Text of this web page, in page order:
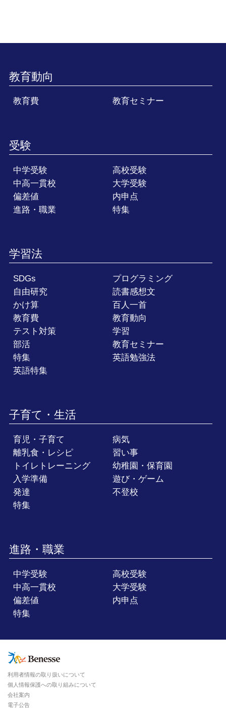
教育動向
教育費 教育セミナー
受験
中学受験
高校受験
中高一貫校
大学受験
偏差値
内申点
進路・職業
特集
学習法
SDGs
プログラミング
自由研究
読書感想文
かけ算
百人一首
教育費
教育動向
テスト対策
学習
部活
教育セミナー
特集
英語勉強法
英語特集
子育て・生活
育児・子育て
病気
離乳食・レシピ
習い事
トイレトレーニング
幼稚園・保育園
入学準備
遊び・ゲーム
発達
不登校
特集
進路・職業
中学受験
高校受験
中高一貫校
大学受験
偏差値
内申点
特集
利用者情報の取り扱いについて
個人情報保護への取り組みについて
会社案内
電子公告